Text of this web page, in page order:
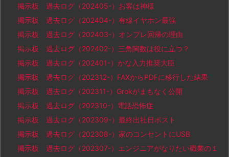
掲示板 過去ログ（202405-）お客は神様
掲示板 過去ログ（202404-）有線イヤホン最強
掲示板 過去ログ（202403-）オンプレ回帰の理由
掲示板 過去ログ（202402-）三角関数は役に立つ？
掲示板 過去ログ（202401-）かな入力推奨大臣
掲示板 過去ログ（202312-）FAXからPDFに移行した結果
掲示板 過去ログ（202311-）Grokがまもなく公開
掲示板 過去ログ（202310-）電話恐怖症
掲示板 過去ログ（202309-）最終出社日ポスト
掲示板 過去ログ（202308-）家のコンセントにUSB
掲示板 過去ログ（202307-）エンジニアがなりたい職業の１